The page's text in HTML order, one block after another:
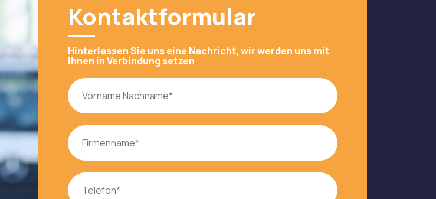
Kontaktformular
Hinterlassen Sie uns eine Nachricht, wir werden uns mit
Ihnen in Verbindung setzen